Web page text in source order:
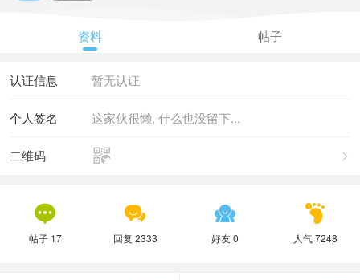
资料 帖子
暂无认证
认证信息
这家伙很懒, 什么也没留下...
个人签名


二维码

帖子 17

回复 2333

好友 0

人气 7248